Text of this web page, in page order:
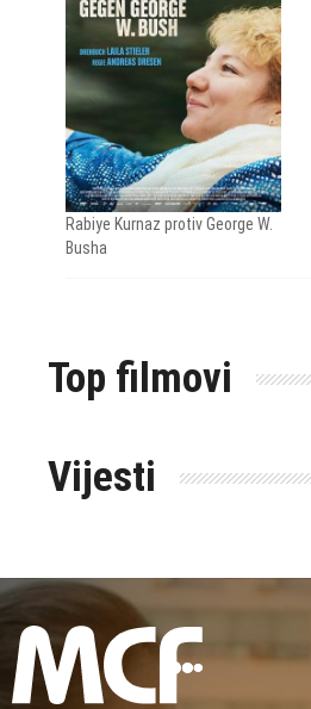
Rabiye Kurnaz protiv George W.
Busha
Top filmovi
Vijesti